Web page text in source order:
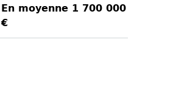
En moyenne 1 700 000
€